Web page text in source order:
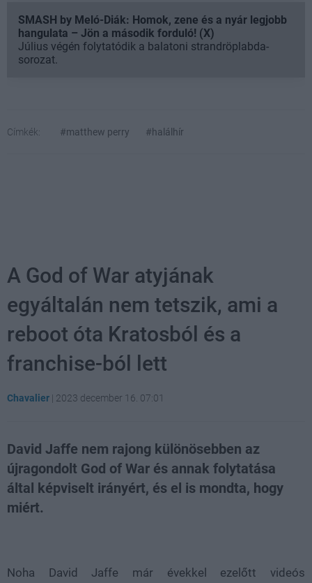
SMASH by Meló-Diák: Homok, zene és a nyár legjobb
hangulata – Jön a második forduló! (X)
Július végén folytatódik a balatoni strandröplabda-
sorozat.
Címkék: #matthew perry #halálhír
A God of War atyjának
egyáltalán nem tetszik, ami a
reboot óta Kratosból és a
franchise-ból lett
Chavalier | 2023 december 16. 07:01
David Jaffe nem rajong különösebben az
újragondolt God of War és annak folytatása
által képviselt irányért, és el is mondta, hogy
miért.
Noha David Jaffe már évekkel ezelőtt videós